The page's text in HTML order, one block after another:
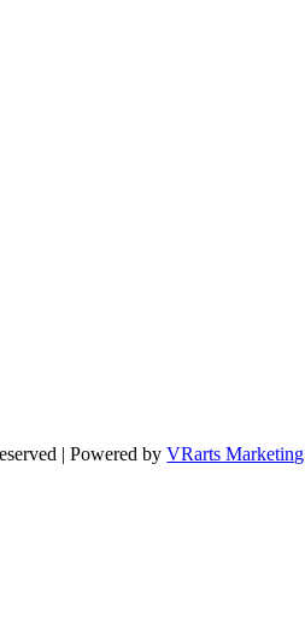
| Powered byVRarts Marketing